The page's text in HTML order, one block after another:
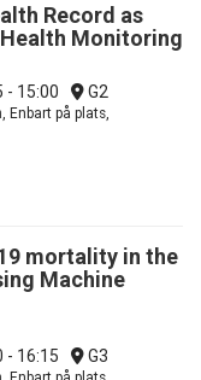
Record as
Monitoring
- 15:00 G2
Enbart på plats,
mortality in the
Machine
- 16:15 G3